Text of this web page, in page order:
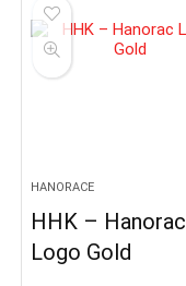
HANORACE
HHK – Hanorac
Logo Gold